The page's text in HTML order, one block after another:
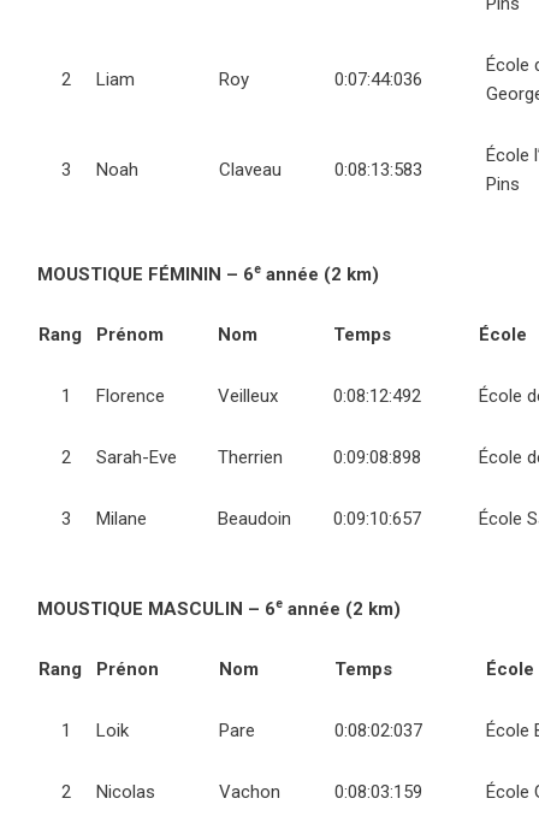
2 Liam Roy 0:07:44:036
École
3 Noah Claveau 0:08:13:583
École
Pins
MOUSTIQUE FÉMININ – 6e année (2 km)
Rang Prénom Nom Temps École
1 Florence Veilleux 0:08:12:492 École
2 Sarah-Eve Therrien 0:09:08:898 École
3 Milane Beaudoin 0:09:10:657 École
MOUSTIQUE MASCULIN – 6e année (2 km)
Rang Prénon Nom Temps École
1 Loik Pare 0:08:02:037 École
2 Nicolas Vachon 0:08:03:159 École